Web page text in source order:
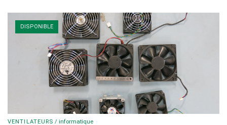
DISPONIBLE
VENTILATEURS /informatique